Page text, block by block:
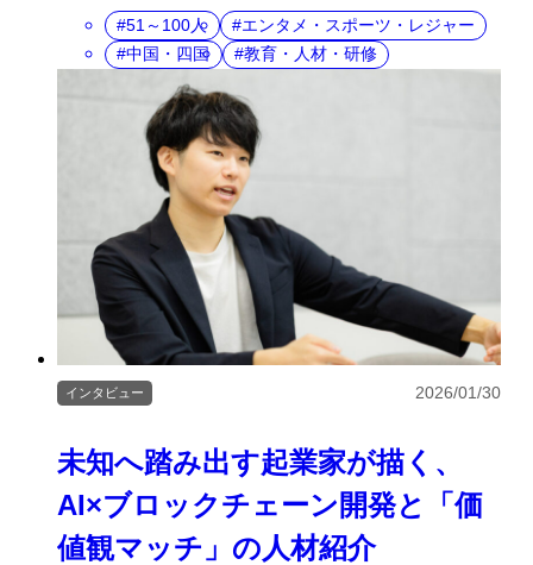
51～100人
エンタメ・スポーツ・レジャー
中国・四国
教育・人材・研修
未知へ踏み出す起業家が描く、
AI×ブロックチェーン開発と「価
値観マッチ」の人材紹介
インタビュー 2026/01/30